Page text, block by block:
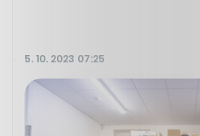
5. 10. 2023 07:25